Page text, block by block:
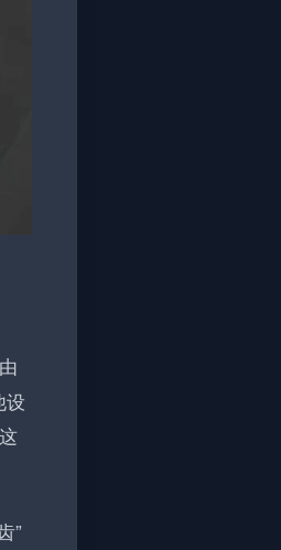
设
”